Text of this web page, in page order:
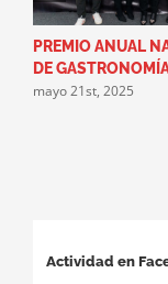
PREMIO ANUAL
DE
mayo 21st, 2025
Actividad en